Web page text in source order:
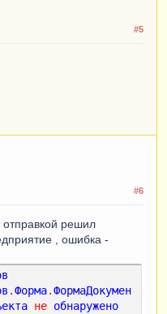
#5
#6
решил
, ошибка -
.Форма.ФормаДокумен
не обнаружено